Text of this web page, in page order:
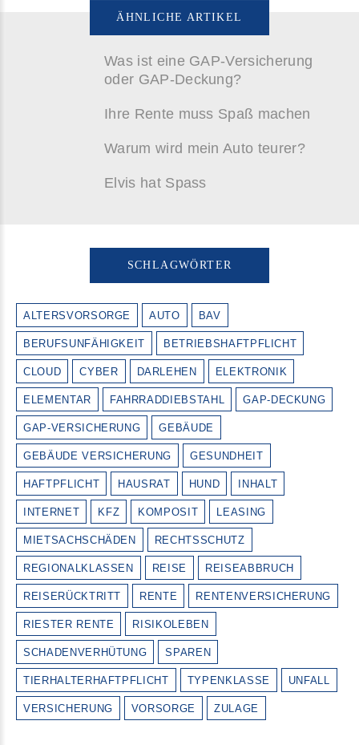
ÄHNLICHE ARTIKEL
Was ist eine GAP-Versicherung
oder GAP-Deckung?
Ihre Rente muss Spaß machen
Warum wird mein Auto teurer?
Elvis hat Spass
SCHLAGWÖRTER
ALTERSVORSORGE AUTO BAV
BERUFSUNFÄHIGKEIT BETRIEBSHAFTPFLICHT
CLOUD CYBER DARLEHEN ELEKTRONIK
ELEMENTAR FAHRRADDIEBSTAHL GAP-DECKUNG
GAP-VERSICHERUNG GEBÄUDE
GEBÄUDE VERSICHERUNG GESUNDHEIT
HAFTPFLICHT HAUSRAT HUND INHALT
INTERNET KFZ KOMPOSIT LEASING
MIETSACHSCHÄDEN RECHTSSCHUTZ
REGIONALKLASSEN REISE REISEABBRUCH
REISERÜCKTRITT RENTE RENTENVERSICHERUNG
RIESTER RENTE RISIKOLEBEN
SCHADENVERHÜTUNG SPAREN
TIERHALTERHAFTPFLICHT TYPENKLASSE UNFALL
VERSICHERUNG VORSORGE ZULAGE